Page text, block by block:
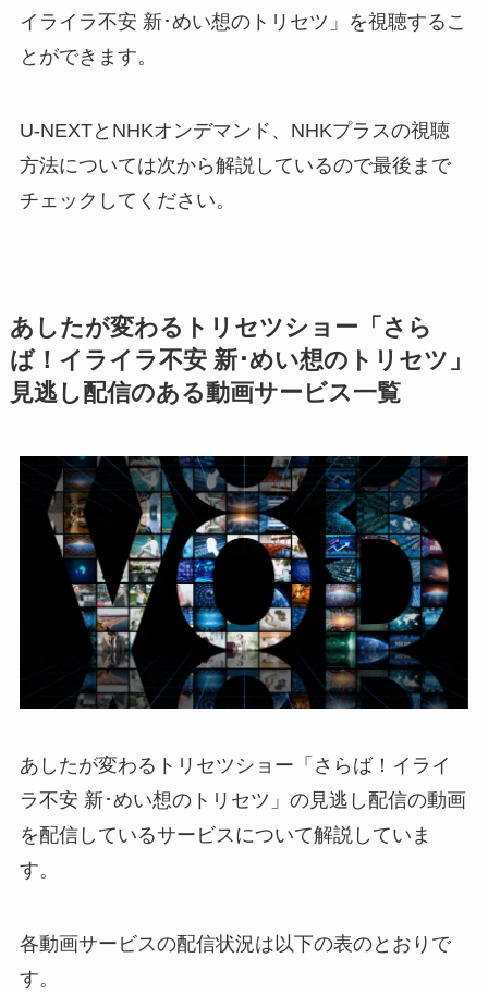
イライラ不安 新･めい想のトリセツ」を視聴するこ
とができます。
U-NEXTとNHKオンデマンド、NHKプラスの視聴
方法については次から解説しているので最後まで
チェックしてください。
あしたが変わるトリセツショー「さら
ば！イライラ不安 新･めい想のトリセツ」
見逃し配信のある動画サービス一覧
あしたが変わるトリセツショー「さらば！イライ
ラ不安 新･めい想のトリセツ」の見逃し配信の動画
を配信しているサービスについて解説していま
す。
各動画サービスの配信状況は以下の表のとおりで
す。